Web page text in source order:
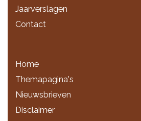
Jaarverslagen
Contact
Home
Themapagina's
Nieuwsbrieven
Disclaimer